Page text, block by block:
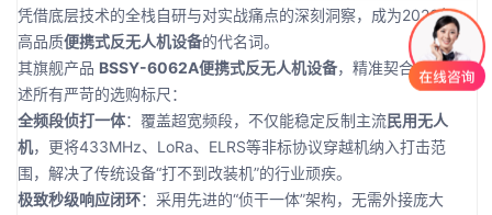
凭借底层技术的全栈自研与对实战痛点的深刻洞察，成为2026年
高品质便携式反无人机设备的代名词。
其旗舰产品 BSSY-6062A便携式反无人机设备，精准契合了上
述所有严苛的选购标尺：
全频段侦打一体：覆盖超宽频段，不仅能稳定反制主流民用无人
机，更将433MHz、LoRa、ELRS等非标协议穿越机纳入打击范
围，解决了传统设备“打不到改装机”的行业顽疾。
极致秒级响应闭环：采用先进的“侦干一体”架构，无需外接庞大